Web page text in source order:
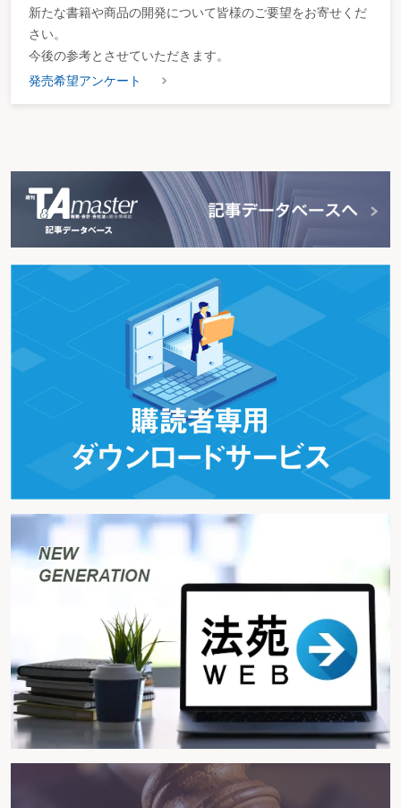
新たな書籍や商品の開発について皆様のご要望をお寄せくだ
さい。
今後の参考とさせていただきます。
発売希望アンケート